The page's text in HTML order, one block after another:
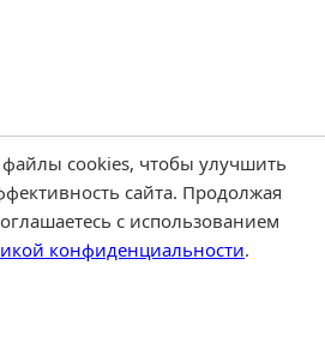
файлы cookies, чтобы улучшить
сайта. Продолжая
с использованием
конфиденциальности.